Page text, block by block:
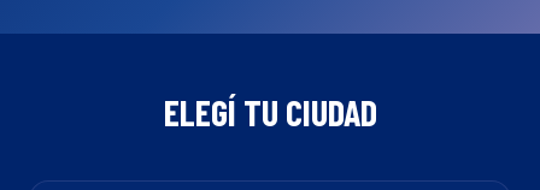
ELEGÍ TU CIUDAD